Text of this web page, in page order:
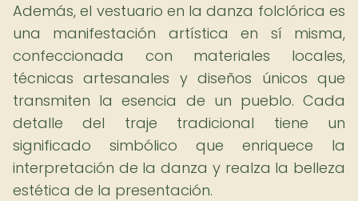
Además, el vestuario en la danza folclórica es
una manifestación artística en sí misma,
confeccionada con materiales locales,
técnicas artesanales y diseños únicos que
transmiten la esencia de un pueblo. Cada
detalle del traje tradicional tiene un
significado simbólico que enriquece la
interpretación de la danza y realza la belleza
estética de la presentación.